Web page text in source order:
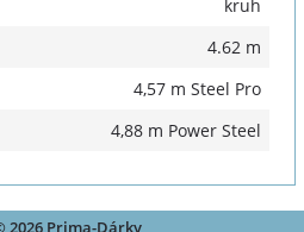
kruh
4.62 m
4,57 m Steel Pro
4,88 m Power Steel
2026 Prima-Dárky